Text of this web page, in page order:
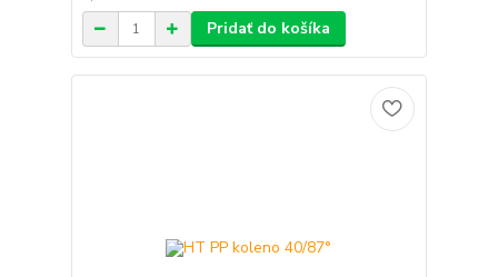
Pridať do košíka